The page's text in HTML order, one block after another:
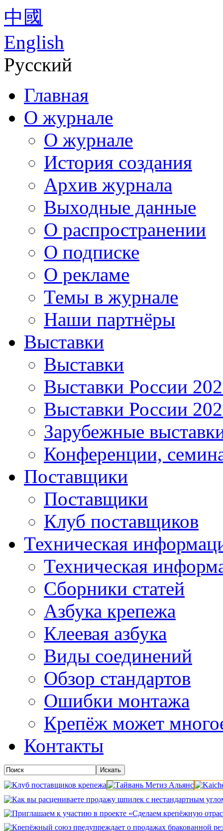
中國
English
Русский
Главная
О журнале
О журнале
История создания
Архив журнала
Выходные данные
О распространении
О подписке
О рекламе
Темы в журнале
Наши партнёры
Выставки
Выставки
Выставки России
Выставки России
Зарубежные
Конференции,
Поставщики
Поставщики
Клуб поставщиков
Техническая
Техническая
Сборники статей
Азбука крепежа
Клеевая азбука
Виды соединений
Обзор стандартов
Ошибки монтажа
Крепёж может
Контакты